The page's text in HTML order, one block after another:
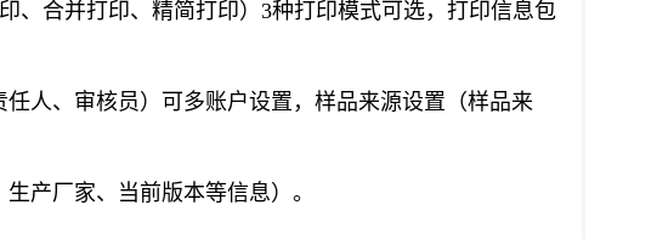
、合并打印、精简打印）3种打印模式可选，打印信息包
人、审核员）可多账户设置，样品来源设置（样品来
产厂家、当前版本等信息）。